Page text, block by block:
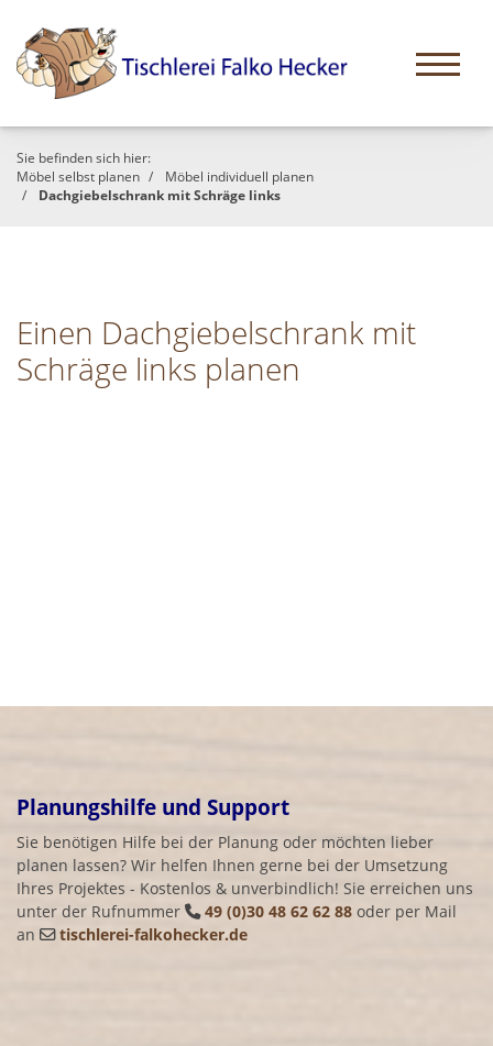
Sie befinden sich hier:
Möbel selbst planen
Möbel individuell planen
Dachgiebelschrank mit Schräge links
Einen Dachgiebelschrank mit
Schräge links planen
Planungshilfe und Support
Sie benötigen Hilfe bei der Planung oder möchten lieber
planen lassen? Wir helfen Ihnen gerne bei der Umsetzung
Ihres Projektes - Kostenlos & unverbindlich! Sie erreichen uns
unter der Rufnummer
49 (0)30 48 62 62 88 oder per Mail
an
tischlerei-falkohecker.de